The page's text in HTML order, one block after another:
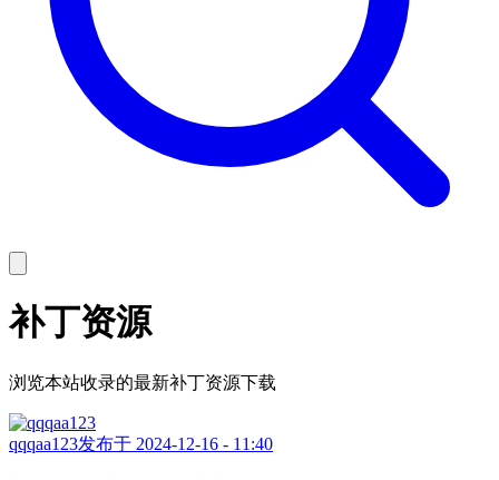
补丁资源
浏览本站收录的最新补丁资源下载
qqqaa123发布于 2024-12-16 - 11:40